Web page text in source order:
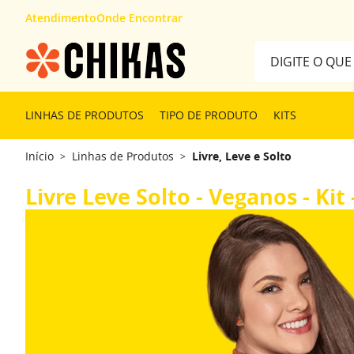
AtendimentoOnde Encontrar
LINHAS DE PRODUTOS TIPO DE PRODUTO KITS
Início > Linhas de Produtos > Livre, Leve e Solto
Livre Leve Solto - Veganos -
2º